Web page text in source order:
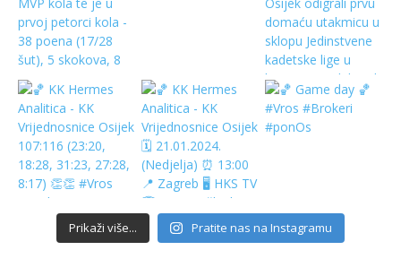
Prikaži više... Pratite nas na Instagramu